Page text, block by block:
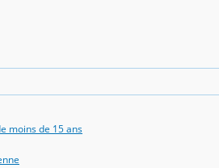
moins de 15 ans